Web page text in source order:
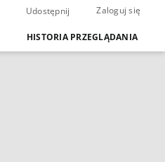
Udostępnij Zaloguj się
HISTORIA PRZEGLĄDANIA